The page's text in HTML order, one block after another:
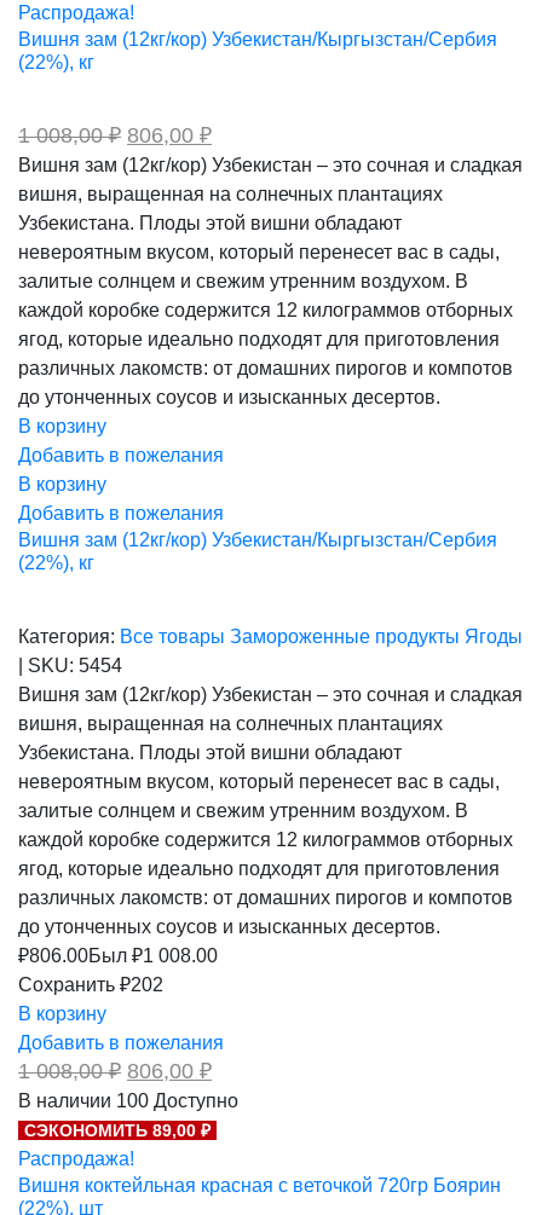
Распродажа!
Вишня зам (12кг/кор) Узбекистан/Кыргызстан/Сербия
(22%), кг
1 008,00₽ Первоначальная
цена
составляла
1
008,00 ₽.
806,00 ₽Текущая
цена:
806,00 ₽.
Вишня зам (12кг/кор) Узбекистан – это сочная и сладкая
вишня, выращенная на солнечных плантациях
Узбекистана. Плоды этой вишни обладают
невероятным вкусом, который перенесет вас в сады,
залитые солнцем и свежим утренним воздухом. В
каждой коробке содержится 12 килограммов отборных
ягод, которые идеально подходят для приготовления
различных лакомств: от домашних пирогов и компотов
до утонченных соусов и изысканных десертов.
В корзину
Добавить в пожелания
В корзину
Добавить в пожелания
Вишня зам (12кг/кор) Узбекистан/Кыргызстан/Сербия
(22%), кг
Категория: Все товары Замороженные продукты Ягоды
SKU: 5454
Вишня зам (12кг/кор) Узбекистан – это сочная и сладкая
вишня, выращенная на солнечных плантациях
Узбекистана. Плоды этой вишни обладают
невероятным вкусом, который перенесет вас в сады,
залитые солнцем и свежим утренним воздухом. В
каждой коробке содержится 12 килограммов отборных
ягод, которые идеально подходят для приготовления
различных лакомств: от домашних пирогов и компотов
до утонченных соусов и изысканных десертов.
₽806.00Был ₽1 008.00
Сохранить ₽202
В корзину
Добавить в пожелания
1 008,00₽ Первоначальная
цена
составляла
1
008,00 ₽.
806,00 ₽Текущая
806,00 ₽.
В наличии 100 Доступно
СЭКОНОМИТЬ 89,00 ₽
Распродажа!
Вишня коктейльная красная с веточкой 720гр Боярин
(22%), шт